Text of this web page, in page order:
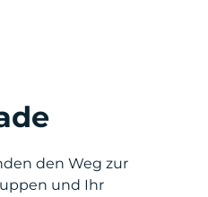
den Weg zur
und Ihr